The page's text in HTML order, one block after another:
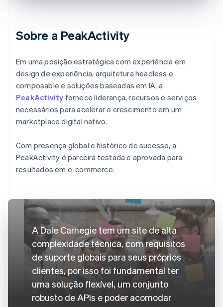
Sobre a PeakActivity
Em uma posição estratégica com experiência em
design de experiência, arquitetura headless e
composable e soluções baseadas em IA, a
PeakActivity fornece liderança, recursos e serviços
necessários para acelerar o crescimento em um
marketplace digital nativo.
Com presença global e histórico de sucesso, a
PeakActivity é parceira testada e aprovada para
resultados em e-commerce.
A Dale Carnegie tem um site de alta
complexidade técnica, com requisitos
de suporte globais para seus próprios
clientes, por isso foi fundamental ter
uma solução flexível, um conjunto
robusto de APIs e poder acomodar